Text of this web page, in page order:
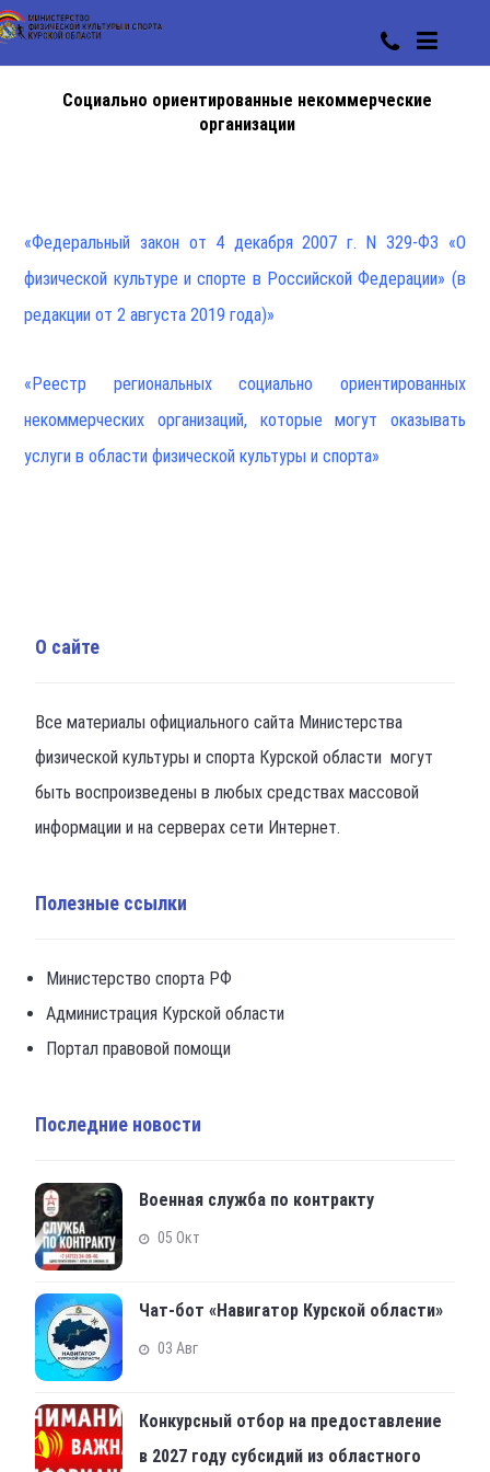
Социально ориентированные некоммерческие
организации
«Федеральный закон от 4 декабря 2007 г. N 329-ФЗ «О
физической культуре и спорте в Российской Федерации» (в
редакции от 2 августа 2019 года)»
«Реестр региональных социально ориентированных
некоммерческих организаций, которые могут оказывать
услуги в области физической культуры и спорта»
О сайте
Все материалы официального сайта Министерства
физической культуры и спорта Курской области могут
быть воспроизведены в любых средствах массовой
информации и на серверах сети Интернет.
Полезные ссылки
Министерство спорта РФ
Администрация Курской области
Портал правовой помощи
Последние новости
Военная служба по контракту
05 Окт
Чат-бот «Навигатор Курской области»
03 Авг
Конкурсный отбор на предоставление
в 2027 году субсидий из областного